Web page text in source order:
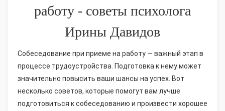
работу - советы психолога
Ирины Давидов
Собеседование при приеме на работу — важный этап в
процессе трудоустройства. Подготовка к нему может
значительно повысить ваши шансы на успех. Вот
несколько советов, которые помогут вам лучше
подготовиться к собеседованию и произвести хорошее